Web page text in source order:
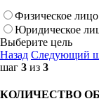
Физическое лицо
Юридическое
Выберите цель
Назад Следующий
шаг 3 из 3
КОЛИЧЕСТВО